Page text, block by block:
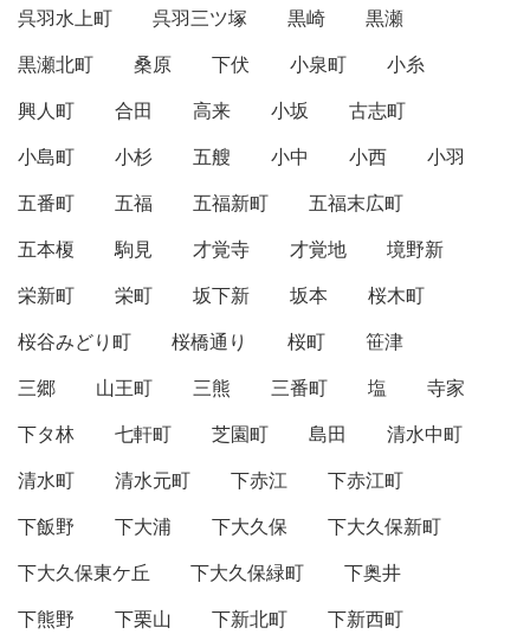
呉羽水上町
呉羽三ツ塚 黒崎
黒瀬
黒瀬北町
桑原 下伏 小泉町
小糸
興人町
合田 高来 小坂
古志町
小島町
小杉 五艘 小中 小西
小羽
五番町
五福 五福新町
五福末広町
五本榎
駒見 才覚寺 才覚地
境野新
栄新町
栄町 坂下新 坂本
桜木町
桜谷みどり町
桜橋通り 桜町
笹津
三郷
山王町 三熊 三番町 塩
寺家
下タ林
七軒町 芝園町 島田
清水中町
清水町
清水元町 下赤江
下赤江町
下飯野
下大浦 下大久保
下大久保新町
下大久保東ケ丘
下大久保緑町
下奥井
下熊野
下栗山 下新北町
下新西町